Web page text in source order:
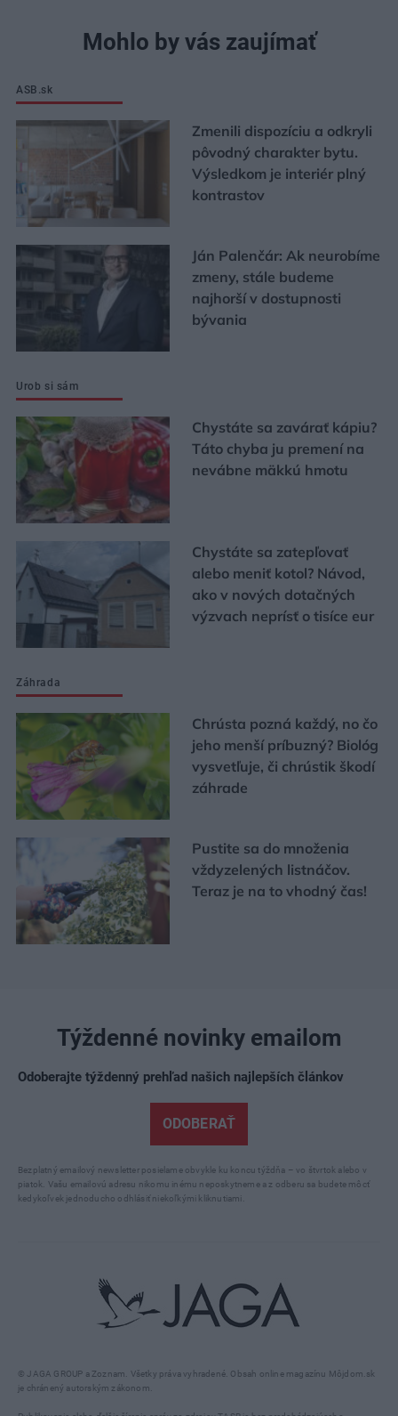
Mohlo by vás zaujímať
ASB.sk
Zmenili dispozíciu a odkryli
pôvodný charakter bytu.
Výsledkom je interiér plný
kontrastov
Ján Palenčár: Ak neurobíme
zmeny, stále budeme
najhorší v dostupnosti
bývania
Urob si sám
Chystáte sa zavárať kápiu?
Táto chyba ju premení na
nevábne mäkkú hmotu
Chystáte sa zatepľovať
alebo meniť kotol? Návod,
ako v nových dotačných
výzvach neprísť o tisíce eur
Záhrada
Chrústa pozná každý, no čo
jeho menší príbuzný? Biológ
vysvetľuje, či chrústik škodí
záhrade
Pustite sa do množenia
vždyzelených listnáčov.
Teraz je na to vhodný čas!
© JAGA GROUP a Zoznam. Všetky práva vyhradené. Obsah online magazínu Môjdom.sk
je chránený autorským zákonom.
Týždenné novinky emailom
Odoberajte týždenný prehľad našich najlepších článkov
ODOBERAŤ
Bezplatný emailový newsletter posielame obvykle ku koncu týždňa – vo štvrtok alebo v
piatok. Vašu emailovú adresu nikomu inému neposkytneme a z odberu sa budete môcť
kedykoľvek jednoducho odhlásiť niekoľkými kliknutiami.